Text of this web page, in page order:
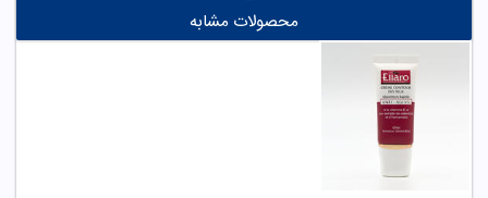
محصولات مشابه